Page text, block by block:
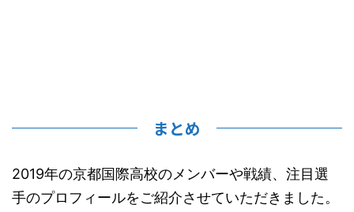
まとめ
2019年の京都国際高校のメンバーや戦績、注目選
手のプロフィールをご紹介させていただきました。